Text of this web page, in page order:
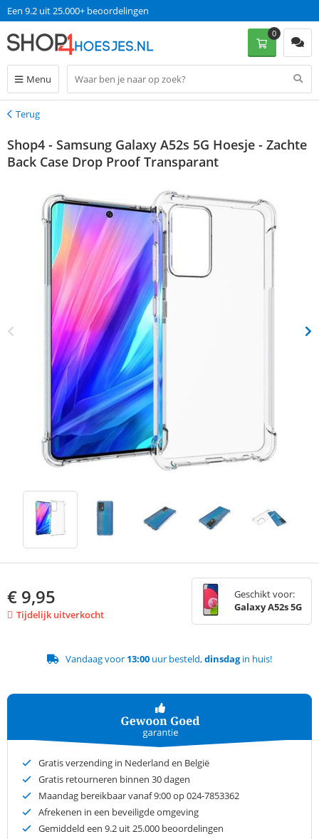
Een 9.2 uit 25.000+ beoordelingen
Menu
0
Terug
Terug
Shop4 - Samsung Galaxy A52s 5G Hoesje - Zachte
Back Case Drop Proof Transparant
€ 9,95
Tijdelijk uitverkocht
Geschikt voor:
Galaxy A52s 5G
Vandaag voor 13:00 uur besteld,dinsdagin huis!
Gratis verzending in Nederland en België
Gratis retourneren binnen 30 dagen
Maandag bereikbaar vanaf 9:00 op 024-7853362
Afrekenen in een beveiligde omgeving
Gemiddeld een 9.2 uit 25.000 beoordelingen